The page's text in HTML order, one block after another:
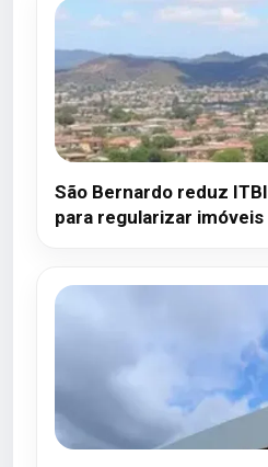
São Bernardo reduz
para regularizar imóveis